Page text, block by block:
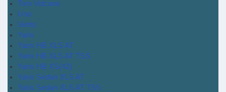
Toro Volcano
Uno
Vento
Yaris
Yaris HB XLS AT
Yaris HB XLS AT TSS
Yaris HB XS(42)
Yaris Sedan XLS AT
Yaris Sedan XLS AT TSS